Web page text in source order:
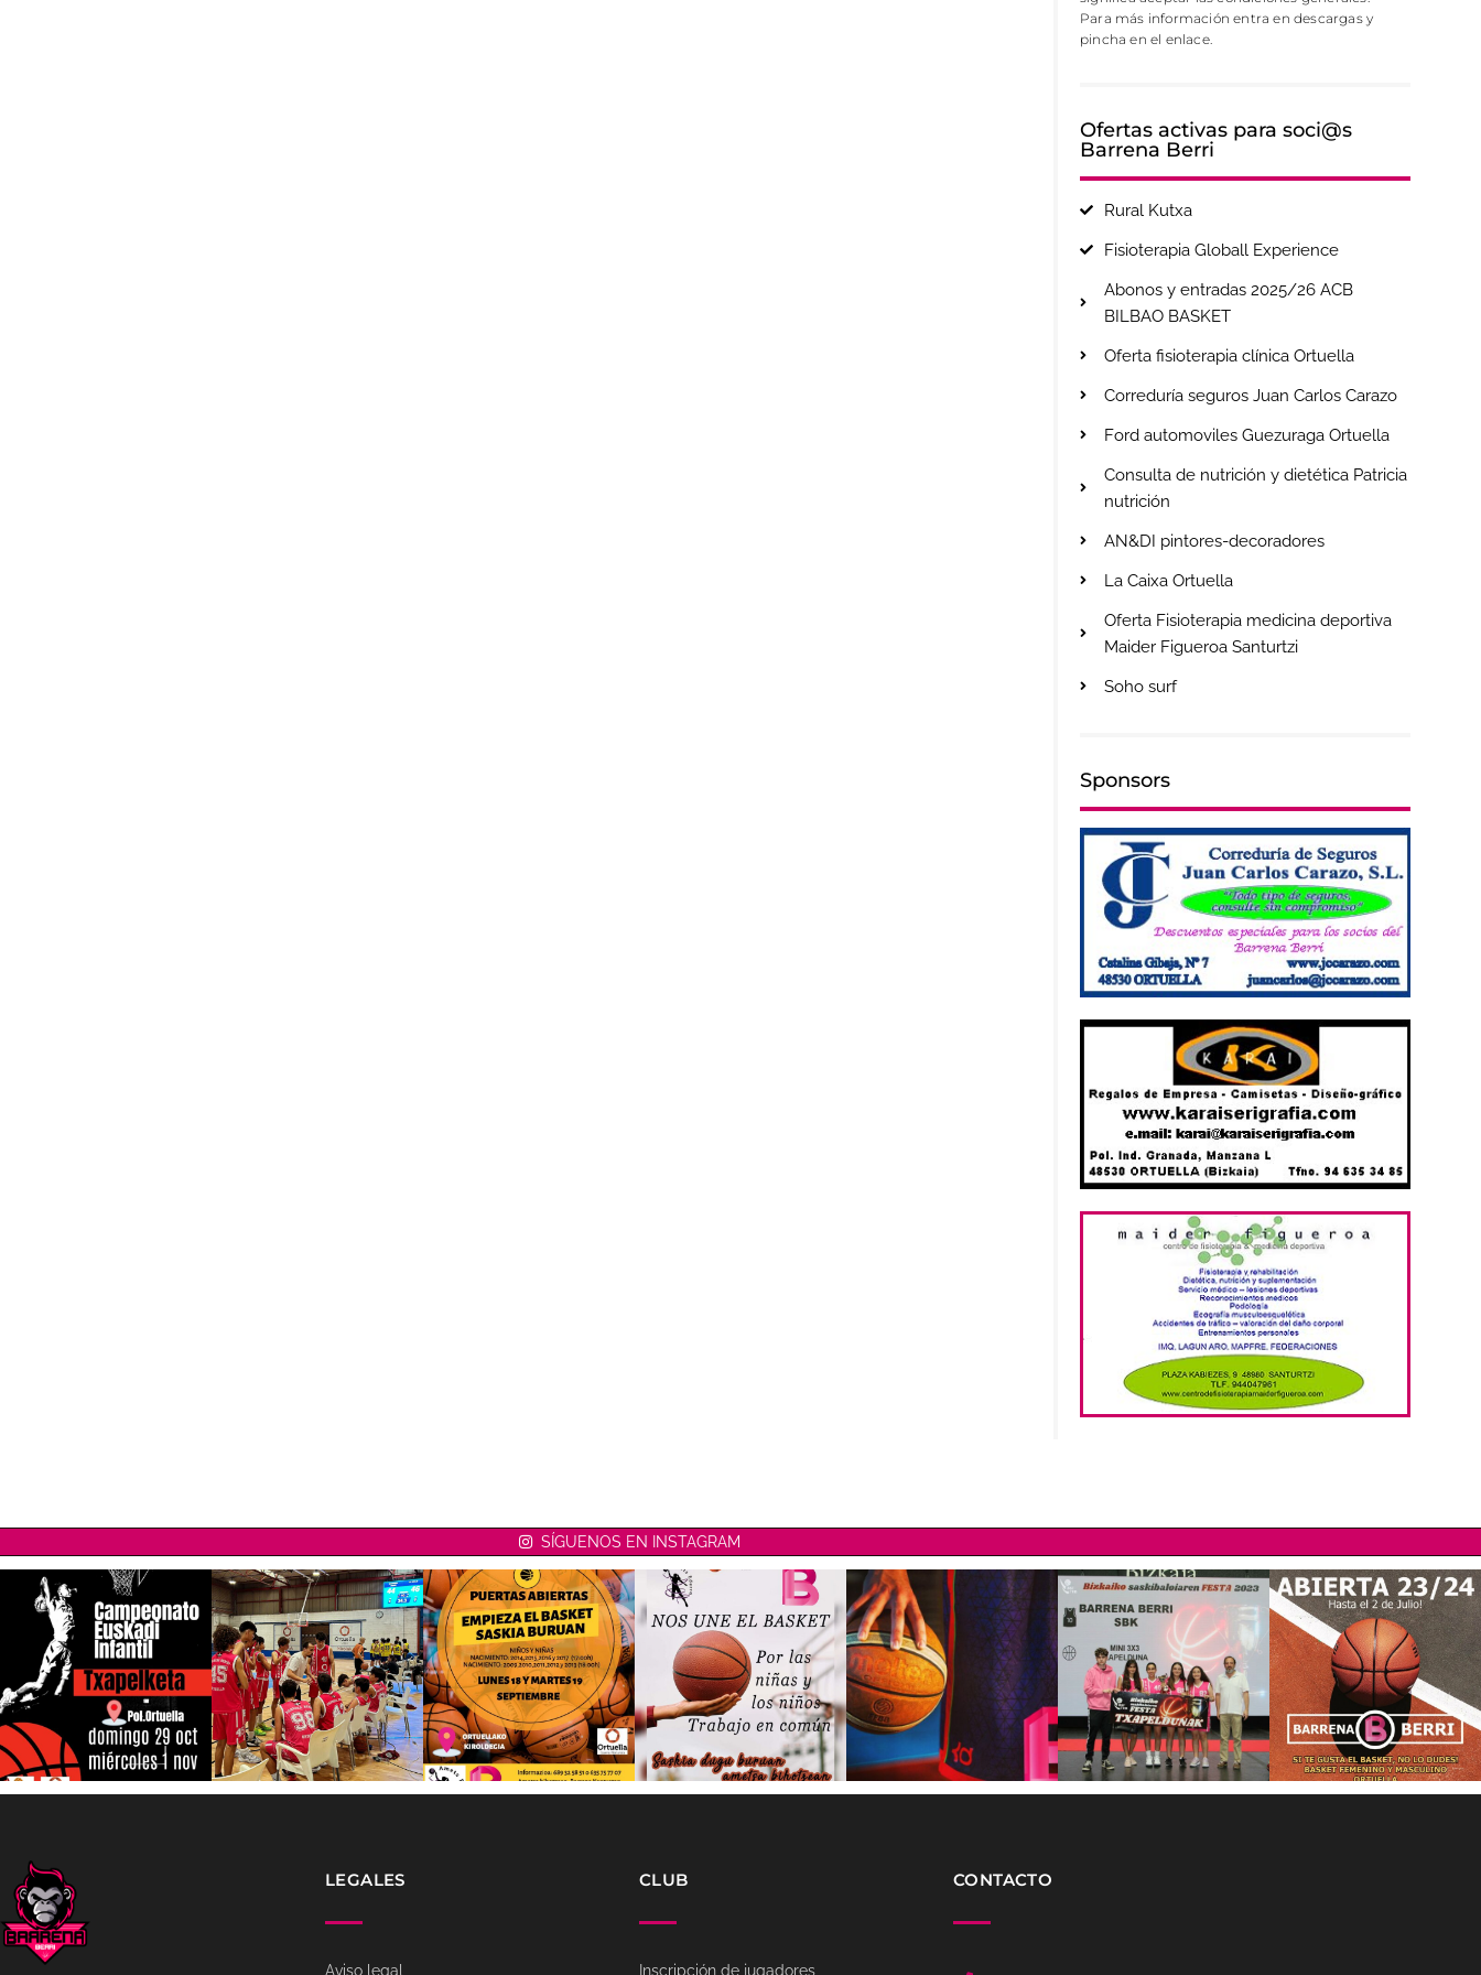
Para más información entra en descargas y
pincha en el enlace.
Ofertas activas para soci@s
Barrena Berri
Rural Kutxa
Fisioterapia Globall Experience
Abonos y entradas 2025/26 ACB
BILBAO BASKET
Oferta fisioterapia clínica Ortuella
Correduría seguros Juan Carlos Carazo
Ford automoviles Guezuraga Ortuella
Consulta de nutrición y dietética Patricia
nutrición
AN&DI pintores-decoradores
La Caixa Ortuella
Oferta Fisioterapia medicina deportiva
Maider Figueroa Santurtzi
Soho surf
Sponsors
SÍGUENOS EN INSTAGRAM
LEGALES
Aviso legal
CLUB
Inscripción de jugadores
CONTACTO